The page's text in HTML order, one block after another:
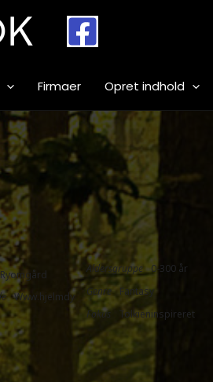
Firmaer Opret indhold
Www.hjelmdybfestival.com
Aldersgruppe
0-300 år
Genre
Fantasy
Fokus
Tolkieninspireret